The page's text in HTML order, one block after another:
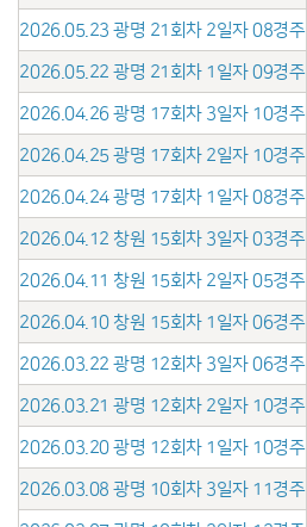
2026.05.23 광명 21회차 2일자 08경주
2026.05.22 광명 21회차 1일자 09경주
2026.04.26 광명 17회차 3일자 10경주
2026.04.25 광명 17회차 2일자 10경주
2026.04.24 광명 17회차 1일자 08경주
2026.04.12 창원 15회차 3일자 03경주
2026.04.11 창원 15회차 2일자 05경주
2026.04.10 창원 15회차 1일자 06경주
2026.03.22 광명 12회차 3일자 06경주
2026.03.21 광명 12회차 2일자 10경주
2026.03.20 광명 12회차 1일자 10경주
2026.03.08 광명 10회차 3일자 11경주